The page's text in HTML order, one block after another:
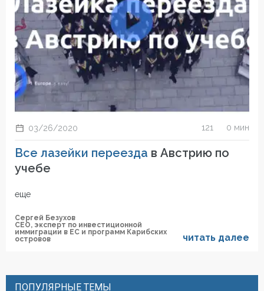
03/26/2020 121 0 мин
Все лазейки переезда в Австрию по
учебе
еще
Сергей Безухов
СЕО, эксперт по инвестиционной
иммиграции в ЕС и программ Карибских
островов
читать далее
ПОПУЛЯРНЫЕ ТЕМЫ